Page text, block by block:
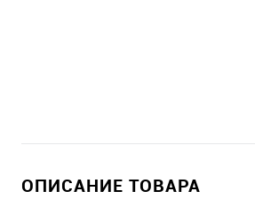
ОПИСАНИЕ ТОВАРА